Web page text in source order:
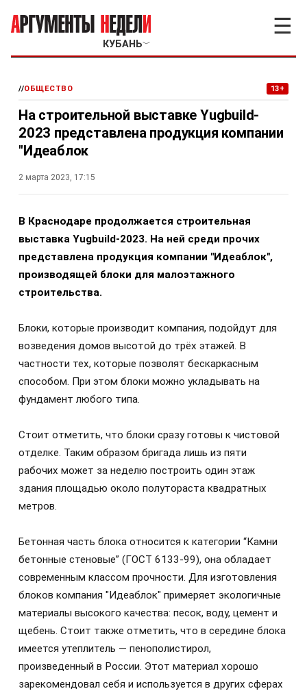
КУБАНЬ﹀
☰
//ОБЩЕСТВО 13+
На строительной выставке Yugbuild-
2023 представлена продукция компании
"Идеаблок
2 марта 2023, 17:15
В Краснодаре продолжается строительная
выставка Yugbuild-2023. На ней среди прочих
представлена продукция компании "Идеаблок",
производящей блоки для малоэтажного
строительства.
Блоки, которые производит компания, подойдут для
возведения домов высотой до трёх этажей. В
частности тех, которые позволят бескаркасным
способом. При этом блоки можно укладывать на
фундамент любого типа.
Стоит отметить, что блоки сразу готовы к чистовой
отделке. Таким образом бригада лишь из пяти
рабочих может за неделю построить один этаж
здания площадью около полутораста квадратных
метров.
Бетонная часть блока относится к категории “Камни
бетонные стеновые” (ГОСТ 6133-99), она обладает
современным классом прочности. Для изготовления
блоков компания "Идеаблок" примеряет экологичные
материалы высокого качества: песок, воду, цемент и
щебень. Стоит также отметить, что в середине блока
имеется утеплитель — пенополистирол,
произведенный в России. Этот материал хорошо
зарекомендовал себя и используется в других сферах